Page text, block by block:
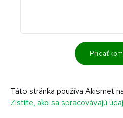
Táto stránka používa Akismet
Zistite, ako sa spracovávajú